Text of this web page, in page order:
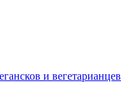
и вегетарианцев